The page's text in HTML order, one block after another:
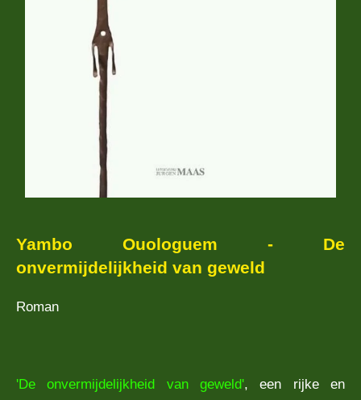
Yambo Ouologuem - De
onvermijdelijkheid van geweld
Roman
'De onvermijdelijkheid van geweld', een rijke en